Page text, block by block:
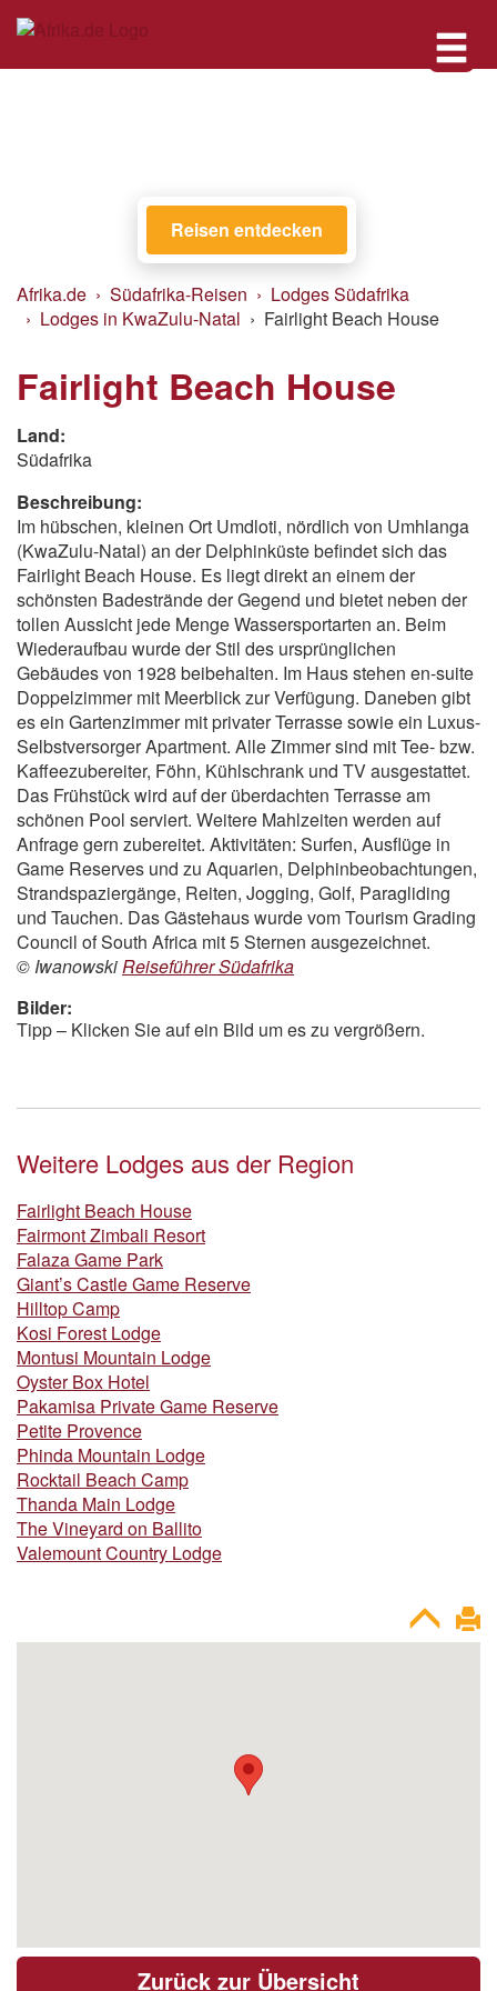
Reisen entdecken
Afrika.de Südafrika-Reisen
Lodges Südafrika
Lodges in KwaZulu-Natal
Fairlight Beach House
Fairlight Beach House
Land:
Südafrika
Beschreibung:
Im hübschen, kleinen Ort Umdloti, nördlich von Umhlanga
(KwaZulu-Natal) an der Delphinküste befindet sich das
Fairlight Beach House. Es liegt direkt an einem der
schönsten Badestrände der Gegend und bietet neben der
tollen Aussicht jede Menge Wassersportarten an. Beim
Wiederaufbau wurde der Stil des ursprünglichen
Gebäudes von 1928 beibehalten. Im Haus stehen en-suite
Doppelzimmer mit Meerblick zur Verfügung. Daneben gibt
es ein Gartenzimmer mit privater Terrasse sowie ein Luxus-
Selbstversorger Apartment. Alle Zimmer sind mit Tee- bzw.
Kaffeezubereiter, Föhn, Kühlschrank und TV ausgestattet.
Das Frühstück wird auf der überdachten Terrasse am
schönen Pool serviert. Weitere Mahlzeiten werden auf
Anfrage gern zubereitet. Aktivitäten: Surfen, Ausflüge in
Game Reserves und zu Aquarien, Delphinbeobachtungen,
Strandspaziergänge, Reiten, Jogging, Golf, Paragliding
und Tauchen. Das Gästehaus wurde vom Tourism Grading
Council of South Africa mit 5 Sternen ausgezeichnet.
© IwanowskiReiseführer Südafrika
Bilder:
Tipp – Klicken Sie auf ein Bild um es zu vergrößern.
Weitere Lodges aus der Region
Fairlight Beach House
Fairmont Zimbali Resort
Falaza Game Park
Giant’s Castle Game Reserve
Hilltop Camp
Kosi Forest Lodge
Montusi Mountain Lodge
Oyster Box Hotel
Pakamisa Private Game Reserve
Petite Provence
Phinda Mountain Lodge
Rocktail Beach Camp
Thanda Main Lodge
The Vineyard on Ballito
Valemount Country Lodge
Zurück zur Übersicht